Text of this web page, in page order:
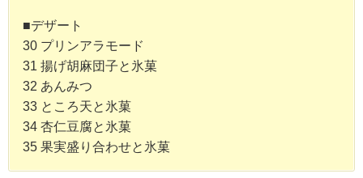
■デザート
30 プリンアラモード
31 揚げ胡麻団子と氷菓
32 あんみつ
33 ところ天と氷菓
34 杏仁豆腐と氷菓
35 果実盛り合わせと氷菓